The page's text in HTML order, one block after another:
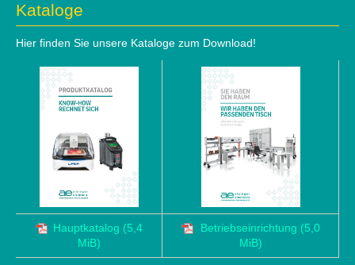
Kataloge
Hier finden Sie unsere Kataloge zum Download!
Hauptkatalog (5,4
MiB)
Betriebseinrichtung (5,0
MiB)